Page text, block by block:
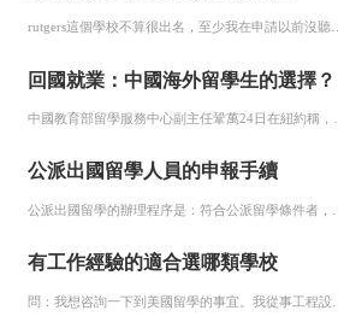
回國就業：中國海外留學生的選擇？
公派出國留學人員的申報手續
有工作經驗的適合選哪類學校